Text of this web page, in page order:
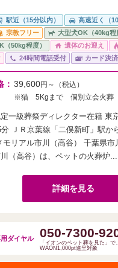
駅近（15分以内） 高速近く（10
宗教フリー
大型犬OK（40kg程
（50kg程度）
遺体のお迎え
24時間電話受付 カード決
： 39,600円～（税込）
※猫 5Kgまで 個別立会火葬
一級葬祭ディレクター在籍 東
ＪＲ京葉線「二俣新町」駅か
モリアル市川（高谷） 千葉県市
（高谷）は、ペットの火葬炉...
詳細を見る
ダイヤル 050-7300-
「イオンのペット葬を見た」で
WAON1,000pt進呈対象